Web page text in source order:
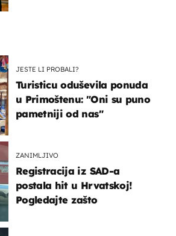
JESTE LI PROBALI?
Turisticu oduševila ponuda
u Primoštenu: "Oni su puno
pametniji od nas"
ZANIMLJIVO
Registracija iz SAD-a
postala hit u Hrvatskoj!
Pogledajte zašto